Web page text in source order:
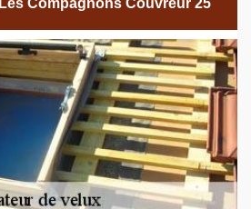
Compagnons Couvreur 25